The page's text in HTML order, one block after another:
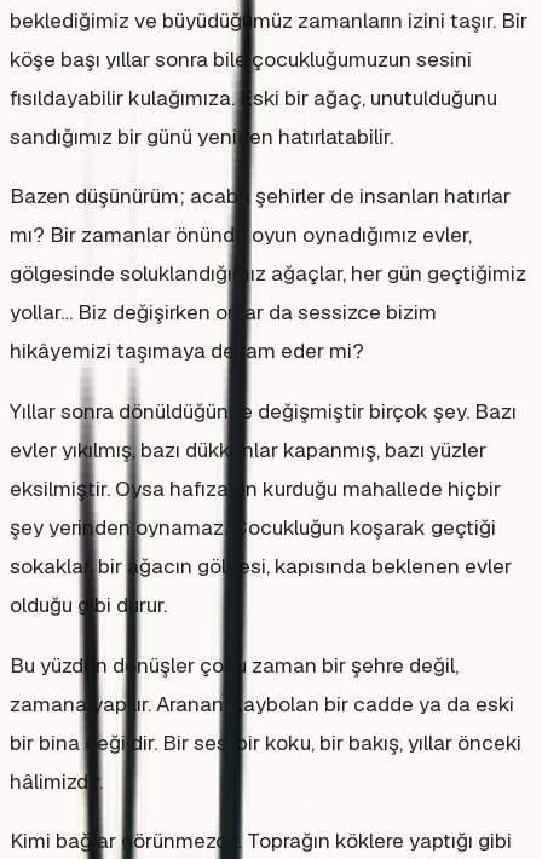
beklediğimiz ve büyüdüğümüz zamanların izini taşır. Bir
köşe başı yıllar sonra bile çocukluğumuzun sesini
fısıldayabilir kulağımıza. Eski bir ağaç, unutulduğunu
sandığımız bir günü yeniden hatırlatabilir.
Bazen düşünürüm; acaba şehirler de insanları hatırlar
mı? Bir zamanlar önünde oyun oynadığımız evler,
gölgesinde soluklandığımız ağaçlar, her gün geçtiğimiz
yollar… Biz değişirken onlar da sessizce bizim
hikâyemizi taşımaya devam eder mi?
Yıllar sonra dönüldüğünde değişmiştir birçok şey. Bazı
evler yıkılmış, bazı dükkânlar kapanmış, bazı yüzler
eksilmiştir. Oysa hafızanın kurduğu mahallede hiçbir
şey yerinden oynamaz. Çocukluğun koşarak geçtiği
sokaklar, bir ağacın gölgesi, kapısında beklenen evler
olduğu gibi durur.
Bu yüzden dönüşler çoğu zaman bir şehre değil,
zamana yapılır. Aranan, kaybolan bir cadde ya da eski
bir bina değildir. Bir ses, bir koku, bir bakış, yıllar önceki
hâlimizdir.
Kimi bağlar görünmezdir. Toprağın köklere yaptığı gibi